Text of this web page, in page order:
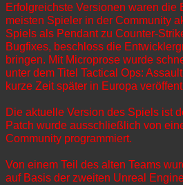
Erfolgreichste Versionen waren die
meisten Spieler in der Community
Spiels als Pendant zu Counter-
Bugfixes, beschloss die
bringen. Mit Microprose wurde
unter dem Titel Tactical Ops:
kurze Zeit später in Europa
Die aktuelle Version des Spiels ist
Patch wurde ausschließlich von
Community programmiert.
Von einem Teil des alten Teams
auf Basis der zweiten Unreal